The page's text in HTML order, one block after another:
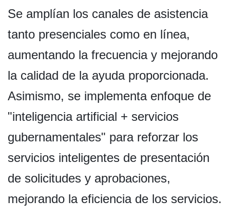
Se amplían los canales de asistencia
tanto presenciales como en línea,
aumentando la frecuencia y mejorando
la calidad de la ayuda proporcionada.
Asimismo, se implementa enfoque de
"inteligencia artificial + servicios
gubernamentales" para reforzar los
servicios inteligentes de presentación
de solicitudes y aprobaciones,
mejorando la eficiencia de los servicios.